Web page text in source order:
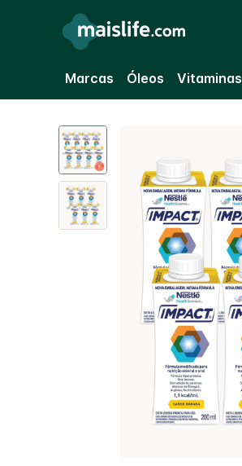
Marcas Óleos Vitaminas